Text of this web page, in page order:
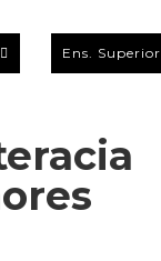
Ens. Superior